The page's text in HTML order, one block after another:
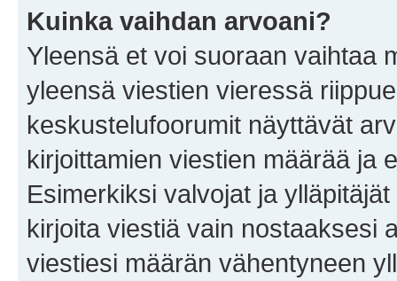
Kuinka vaihdan arvoani?
Yleensä et voi suoraan vaihtaa
yleensä viestien vieressä
keskustelufoorumit näyttävät
kirjoittamien viestien määrää ja
Esimerkiksi valvojat ja
kirjoita viestiä vain nostaaksesi
viestiesi määrän vähentyneen